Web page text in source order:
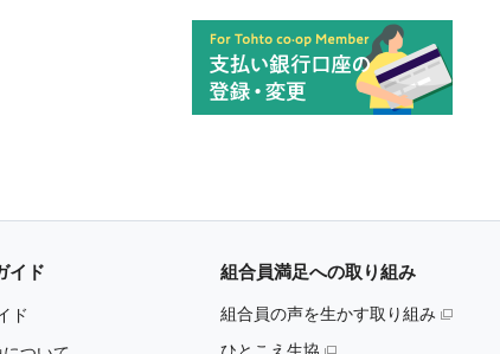
イド
ド
組合員満足への取り組み
組合員の声を生かす取り組み